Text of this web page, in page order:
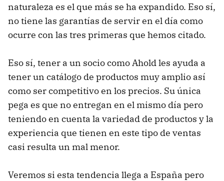
naturaleza es el que más se ha expandido. Eso sí,
no tiene las garantías de servir en el día como
ocurre con las tres primeras que hemos citado.
Eso sí, tener a un socio como Ahold les ayuda a
tener un catálogo de productos muy amplio así
como ser competitivo en los precios. Su única
pega es que no entregan en el mismo día pero
teniendo en cuenta la variedad de productos y la
experiencia que tienen en este tipo de ventas
casi resulta un mal menor.
Veremos si esta tendencia llega a España pero